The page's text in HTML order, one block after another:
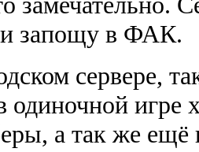
и запощу в ФАК.
сервере,
одиночной игре
а так же ещё